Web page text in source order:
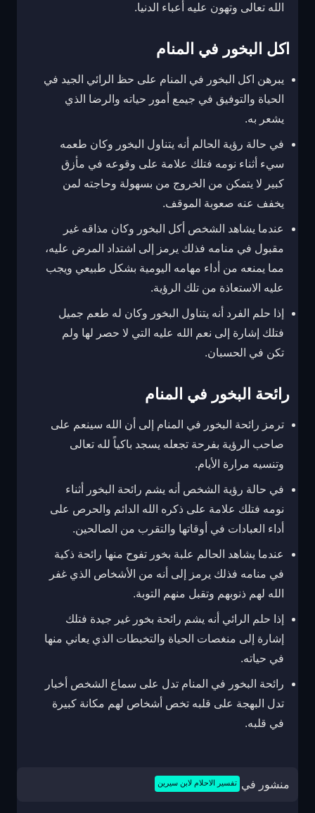
الله تعالى وتهون عليه أعباء الدنيا.
اكل البخور في المنام
يبرهن اكل البخور في المنام على حظ الرائي الجيد في
الحياة والتوفيق في جيمع أمور حياته والرضا الذي
يشعر به.
في حالة رؤية الحالم أنه يتناول البخور وكان طعمه
سيء أثناء نومه فتلك علامة على وقوعه في مأزق
كبير لا يتمكن من الخروج من بسهولة وحاجته لمن
يخفف عنه صعوبة الموقف.
عندما يشاهد الشخص أكل البخور وكان مذاقه غير
مقبول في منامه فذلك يرمز إلى اشتداد المرض عليه،
مما يمنعه من أداء مهامه اليومية بشكل طبيعي ويجب
عليه الاستعاذة من تلك الرؤية.
إذا حلم الفرد أنه يتناول البخور وكان له طعم جميل
فتلك إشارة إلى نعم الله عليه التي لا حصر لها ولم
تكن في الحسبان.
رائحة البخور في المنام
ترمز رائحة البخور في المنام إلى أن الله سينعم على
صاحب الرؤية بفرحة تجعله يسجد باكياً لله تعالى
وتنسيه مرارة الأيام.
في حالة رؤية الشخص أنه يشم رائحة البخور أثناء
نومه فتلك علامة على ذكره الله الدائم والحرص على
أداء العبادات في أوقاتها والتقرب من الصالحين.
عندما يشاهد الحالم علبة بخور تفوح منها رائحة ذكية
في منامه فذلك يرمز إلى أنه من الأشخاص الذي غفر
الله لهم ذنوبهم وتقبل منهم التوبة.
إذا حلم الرائي أنه يشم رائحة بخور غير جيدة فتلك
إشارة إلى منغصات الحياة والتخبطات الذي يعاني منها
في حياته.
رائحة البخور في المنام تدل على سماع الشخص أخبار
تدل البهجة على قلبه تخص أشخاص لهم مكانة كبيرة
في قلبه.
منشور في تفسير الاحلام لابن سيرين